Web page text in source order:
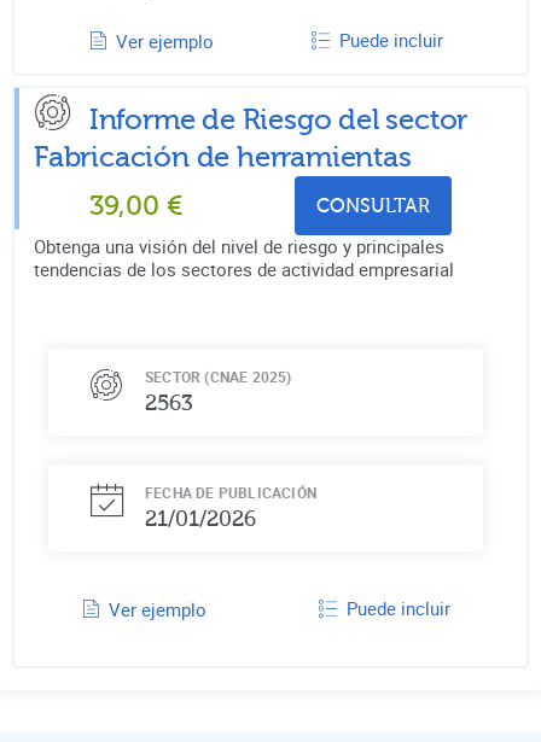
Ver ejemplo Puede incluir
Informe de Riesgo del sector
Fabricación de herramientas
39,00 € CONSULTAR
Obtenga una visión del nivel de riesgo y principales
tendencias de los sectores de actividad empresarial
SECTOR (CNAE 2025)
2563
FECHA DE PUBLICACIÓN
21/01/2026
Ver ejemplo Puede incluir